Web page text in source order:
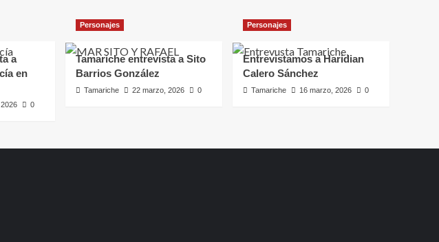
a
en
0
Personajes
Tamariche entrevista a Sito
Barrios González
Tamariche 22 marzo, 2026 0
Personajes
Entrevistamos a Haridian
Calero Sánchez
Tamariche 16 marzo, 2026 0